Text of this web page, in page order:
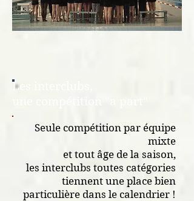
Les interclubs,
Seule compétition par équipe
mixte
et tout âge de la saison,
les interclubs toutes catégories
tiennent une place bien
particulière dans le calendrier !